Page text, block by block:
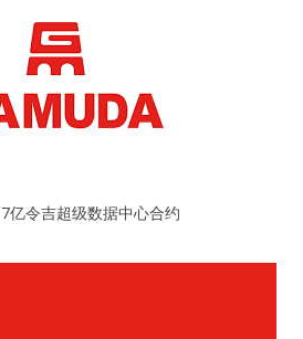
亿令吉超级数据中心合约